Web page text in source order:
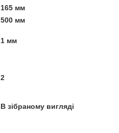
165 мм
500 мм
1 мм
2
В зібраному вигляді